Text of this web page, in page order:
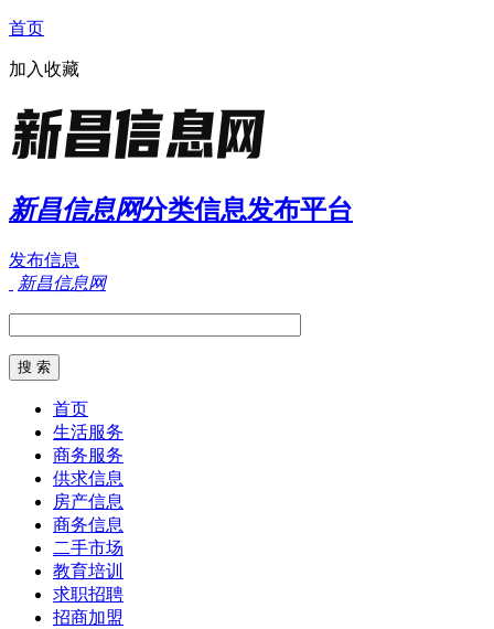
首页
加入收藏
新昌信息网分类信息发布平台
发布信息
新昌信息网
首页
生活服务
商务服务
供求信息
房产信息
商务信息
二手市场
教育培训
求职招聘
招商加盟